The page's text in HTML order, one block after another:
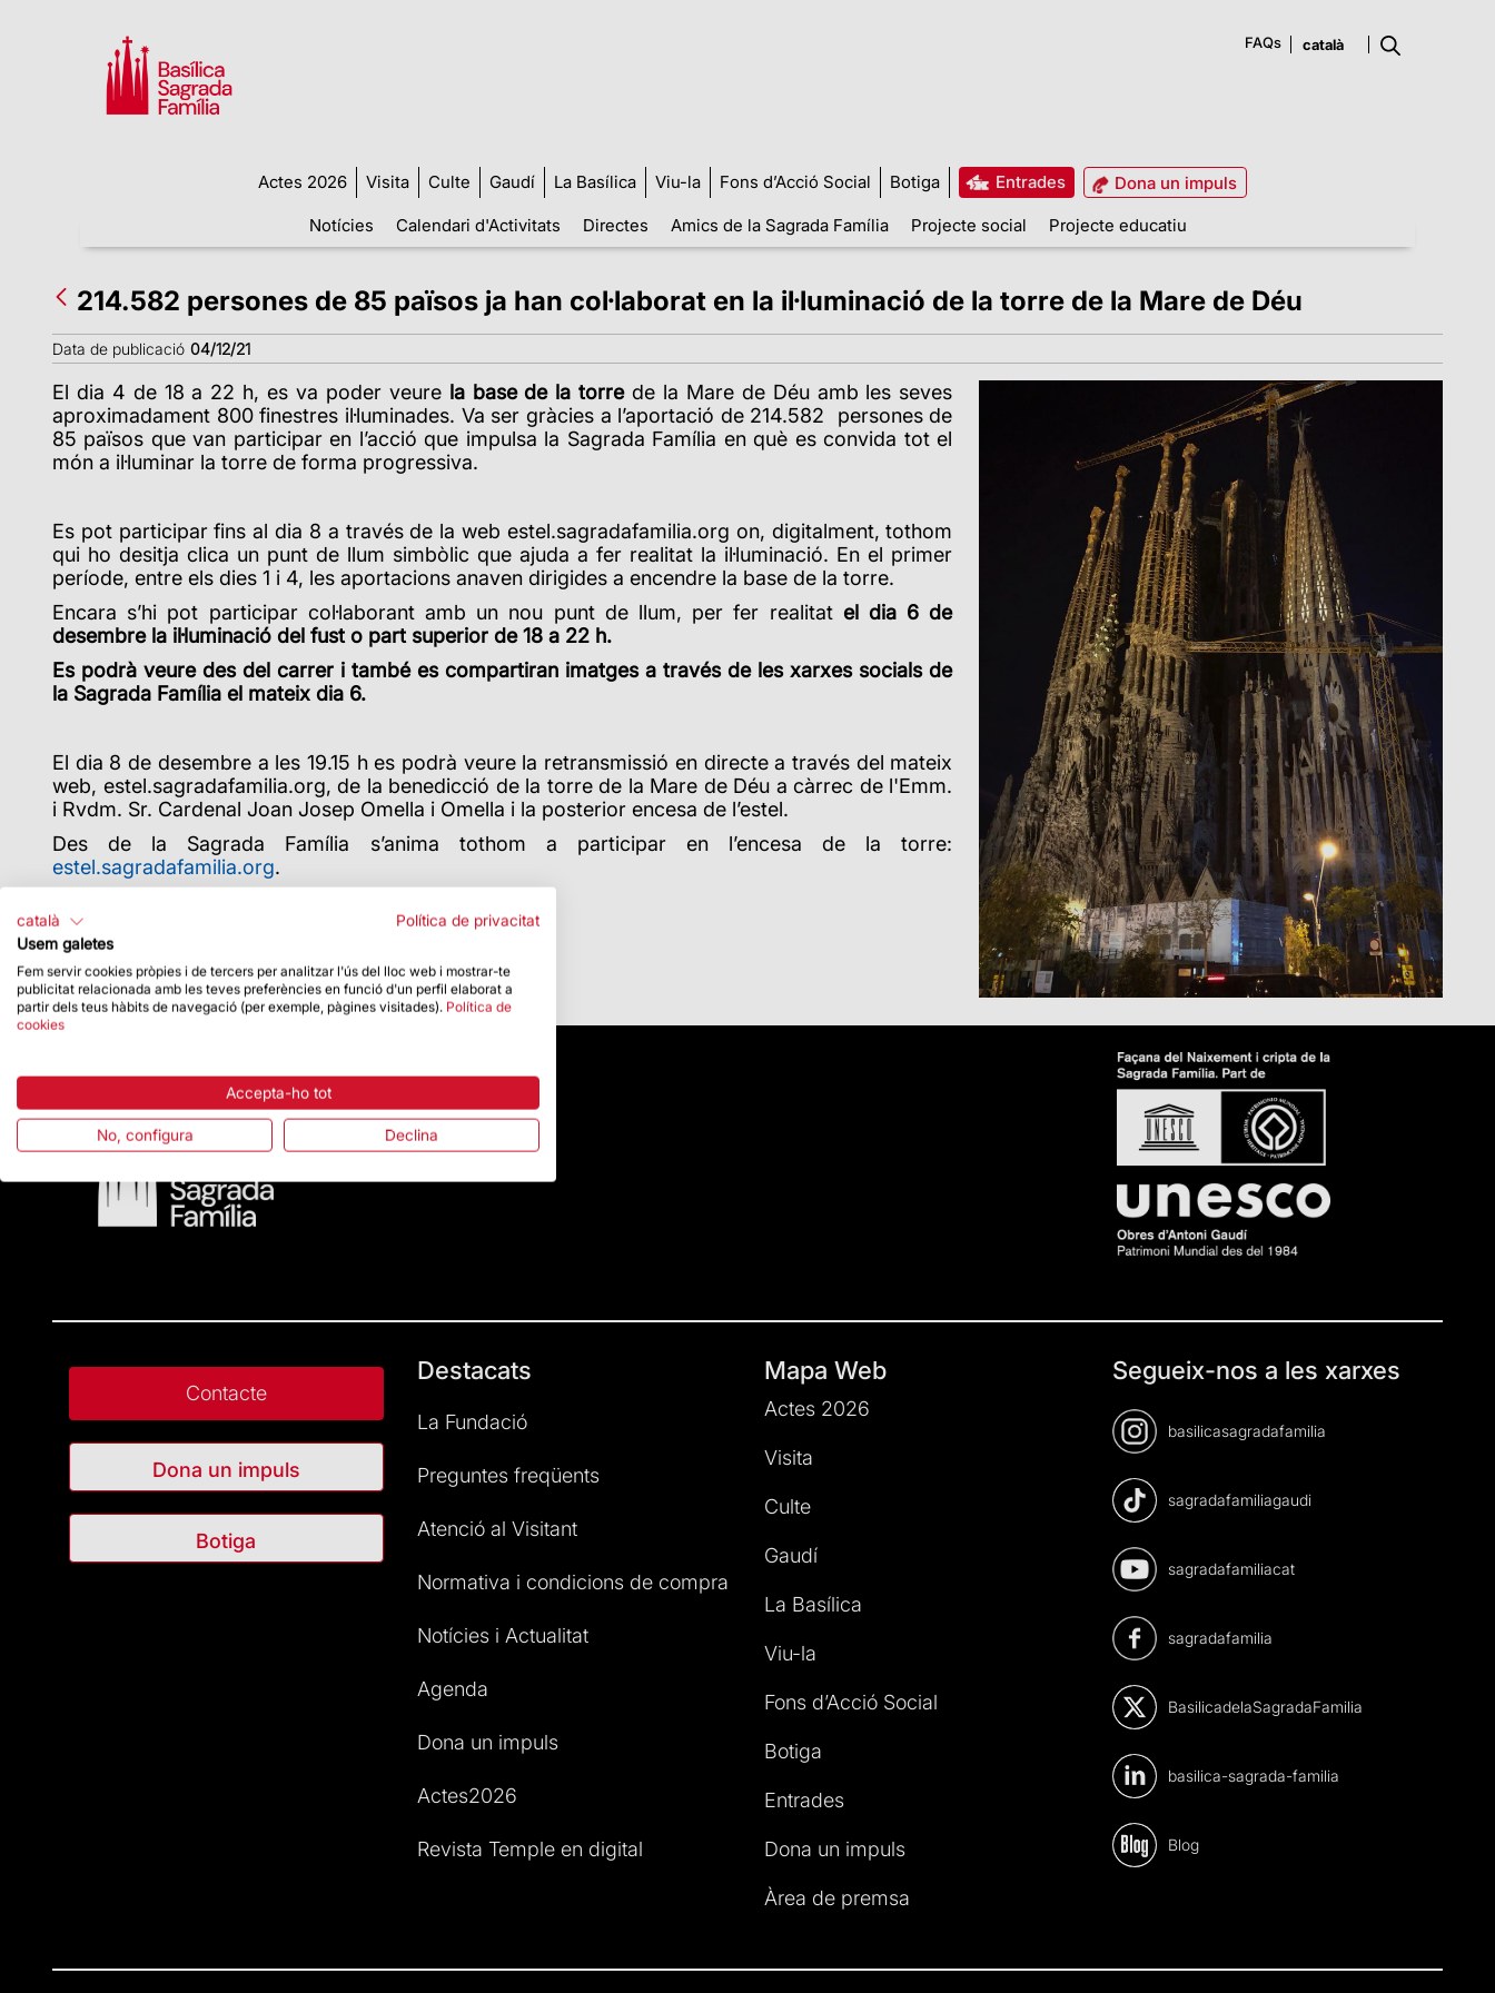
FAQs
Actes 2026 Visita Culte Gaudí La Basílica Viu-la Fons d’Acció Social Botiga Entrades
Dona un impuls
Notícies
Calendari d'Activitats Directes Amics de la Sagrada Família Projecte social Projecte educatiu
214.582 persones de 85 països ja han col·laborat en la il·luminació de la torre de la Mare de Déu
Data de publicació 04/12/21
El dia 4 de 18 a 22 h, es va poder veure la base de la torrede la Mare de Déu amb les seves
aproximadament 800 finestres il·luminades. Va ser gràcies a l’aportació de 214.582
persones de
85 països que van participar en l’acció que impulsa la Sagrada Família en què es convida tot el
món a il·luminar la torre de forma progressiva.
Es pot participar fins al dia 8 a través de la web estel.sagradafamilia.org on, digitalment, tothom
qui ho desitja clica un punt de llum simbòlic que ajuda a fer realitat la il·luminació. En el primer
període, entre els dies 1 i 4, les aportacions anaven dirigides a encendre la base de la torre.
Encara s’hi pot participar col·laborant amb un nou punt de llum, per fer realitat el dia 6 de
desembre la il·luminació del fust o part superior de 18 a 22 h.
Es podrà veure des del carrer i també es compartiran imatges a través de les xarxes socials de
la Sagrada Família el mateix dia 6.
El dia 8 de desembre a les 19.15 h es podrà veure la retransmissió en directe a través del mateix
web, estel.sagradafamilia.org, de la benedicció de la torre de la Mare de Déu a càrrec de l'Emm.
i Rvdm. Sr. Cardenal Joan Josep Omella i Omella i la posterior encesa de l’estel.
Des de la Sagrada Família s’anima tothom a participar en l’encesa de la torre:
estel.sagradafamilia.org.
Contacte
Dona un impuls
Botiga
Destacats
La Fundació
Preguntes freqüents
Atenció al Visitant
Normativa i condicions de compra
Notícies i Actualitat
Agenda
Dona un impuls
Actes2026
Revista Temple en digital
Mapa Web
Actes 2026
Visita
Culte
Gaudí
La Basílica
Viu-la
Fons d’Acció Social
Botiga
Entrades
Dona un impuls
Àrea de premsa
Segueix-nos a les xarxes
basilicasagradafamilia
sagradafamiliagaudi
sagradafamiliacat
sagradafamilia
BasilicadelaSagradaFamilia
basilica-sagrada-familia
Blog
català
Política de privacitat
Usem galetes
Fem servir cookies pròpies i de tercers per analitzar l'ús del lloc web i mostrar-te
publicitat relacionada amb les teves preferències en funció d'un perfil elaborat a
partir dels teus hàbits de navegació (per exemple, pàgines visitades). Política de
cookies
Accepta-ho tot
No, configura Declina